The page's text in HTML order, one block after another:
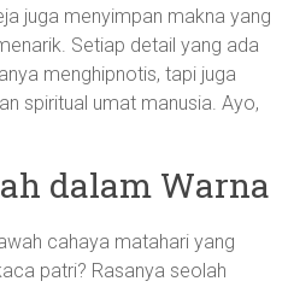
juga menyimpan makna yang
Setiap detail yang ada
menghipnotis, tapi juga
spiritual umat manusia. Ayo,
dalam Warna
cahaya matahari yang
patri? Rasanya seolah